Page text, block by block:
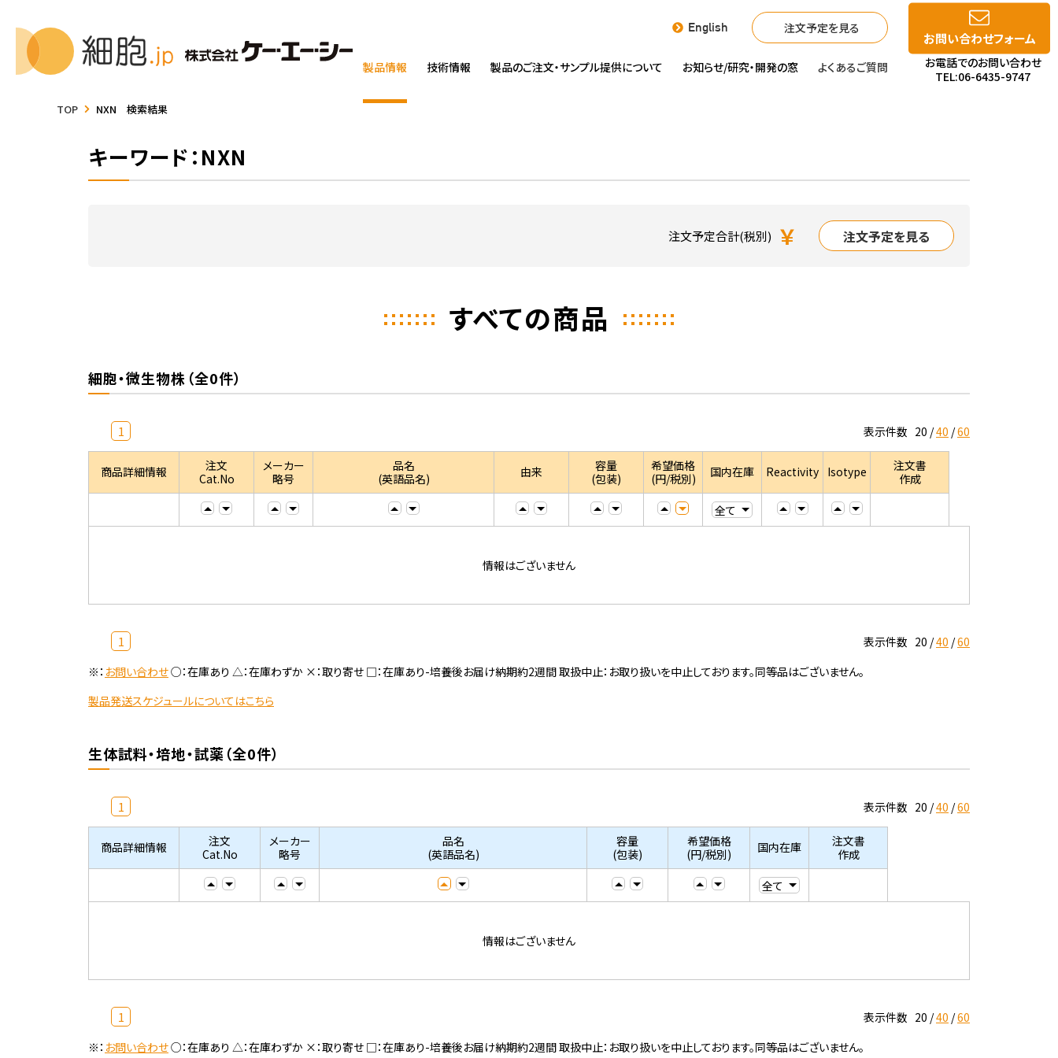
English 注文予定を見る
製品情報 技術情報 製品のご注文・サンプル提供について お知らせ/研究・開発の窓 よくあるご質問
お問い合わせフォーム
お電話でのお問い合わせ
TEL:06-6435-9747
TOP NXN 検索結果
キーワード：NXN
注文予定合計(税別) ￥ 注文予定を見る
すべての商品
細胞・微生物株（全0件）
1 表示件数 20 40 60
商品詳細情報
注文
Cat.No
メーカー
略号
品名
(英語品名)
由来
容量
(包装)
希望価格
(円/税別)
国内在庫 Reactivity Isotype
注文書
作成
情報はございません
1 表示件数 20 40 60
※： お問い合わせ○：在庫あり △：在庫わずか ×：取り寄せ □：在庫あり-培養後お届け納期約2週間 取扱中止：お取り扱いを中止しております。同等品はございません。
製品発送スケジュールについてはこちら
生体試料・培地・試薬（全0件）
1 表示件数 20 40 60
商品詳細情報
注文
Cat.No
メーカー
略号
品名
(英語品名)
容量
(包装)
希望価格
(円/税別)
国内在庫
注文書
作成
情報はございません
1 表示件数 20 40 60
※： お問い合わせ○：在庫あり △：在庫わずか ×：取り寄せ □：在庫あり-培養後お届け納期約2週間 取扱中止：お取り扱いを中止しております。同等品はございません。